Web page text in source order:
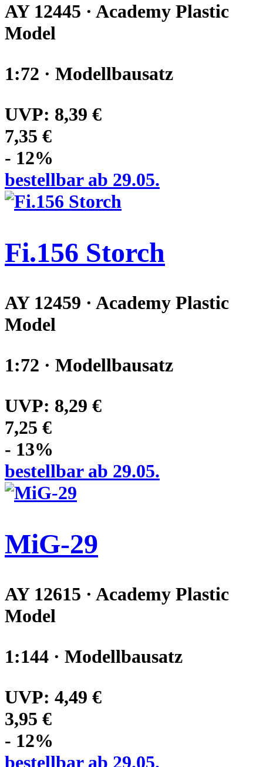
AY 12445 · Academy Plastic
Model
1:72 · Modellbausatz
UVP: 8,39 €
7,35 €
- 12%
bestellbar ab 29.05.
Fi.156 Storch
AY 12459 · Academy Plastic
Model
1:72 · Modellbausatz
UVP: 8,29 €
7,25 €
- 13%
bestellbar ab 29.05.
MiG-29
AY 12615 · Academy Plastic
Model
1:144 · Modellbausatz
UVP: 4,49 €
3,95 €
- 12%
bestellbar ab 29.05.